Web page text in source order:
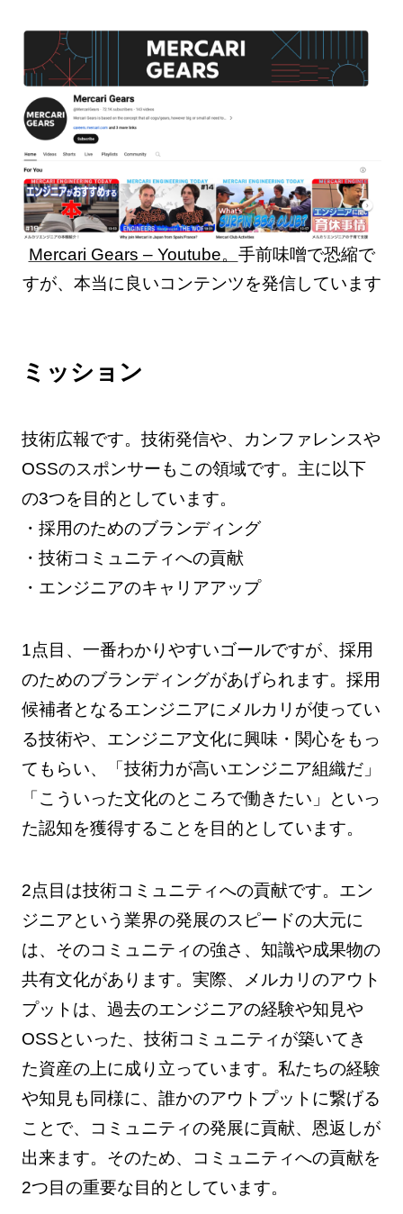
Mercari Gears – Youtube。 手前味噌で恐縮で
すが、本当に良いコンテンツを発信しています
ミッション
技術広報です。技術発信や、カンファレンスや
OSSのスポンサーもこの領域です。主に以下
の3つを目的としています。
・採用のためのブランディング
・技術コミュニティへの貢献
・エンジニアのキャリアアップ
1点目、一番わかりやすいゴールですが、採用
のためのブランディングがあげられます。採用
候補者となるエンジニアにメルカリが使ってい
る技術や、エンジニア文化に興味・関心をもっ
てもらい、「技術力が高いエンジニア組織だ」
「こういった文化のところで働きたい」といっ
た認知を獲得することを目的としています。
2点目は技術コミュニティへの貢献です。エン
ジニアという業界の発展のスピードの大元に
は、そのコミュニティの強さ、知識や成果物の
共有文化があります。実際、メルカリのアウト
プットは、過去のエンジニアの経験や知見や
OSSといった、技術コミュニティが築いてき
た資産の上に成り立っています。私たちの経験
や知見も同様に、誰かのアウトプットに繋げる
ことで、コミュニティの発展に貢献、恩返しが
出来ます。そのため、コミュニティへの貢献を
2つ目の重要な目的としています。